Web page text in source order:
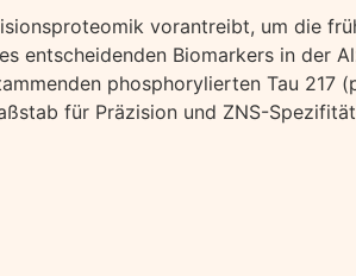
vorantreibt, um die
entscheidenden Biomarkers in der
phosphorylierten Tau 217
für Präzision und ZNS-